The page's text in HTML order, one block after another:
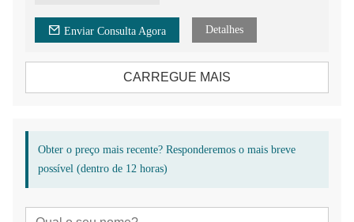
ranhuras iguais e laterais ranhuradas para fácil instalação com
clipes de aço inoxidável.
Enviar Consulta Agora Detalhes
CARREGUE MAIS
Obter o preço mais recente? Responderemos o mais breve
possível (dentro de 12 horas)